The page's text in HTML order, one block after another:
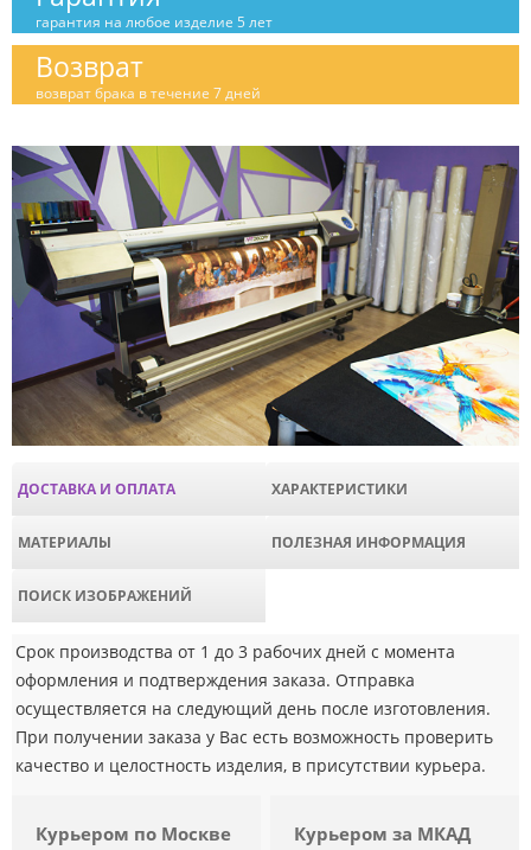
гарантия на любое изделие 5 лет
Возврат
возврат брака в течение 7 дней
ДОСТАВКА И ОПЛАТА ХАРАКТЕРИСТИКИ
МАТЕРИАЛЫ ПОЛЕЗНАЯ ИНФОРМАЦИЯ
ПОИСК ИЗОБРАЖЕНИЙ
Срок производства от 1 до 3 рабочих дней с момента
оформления и подтверждения заказа. Отправка
осуществляется на следующий день после изготовления.
При получении заказа у Вас есть возможность проверить
качество и целостность изделия, в присутствии курьера.
Курьером по Москве Курьером за МКАД